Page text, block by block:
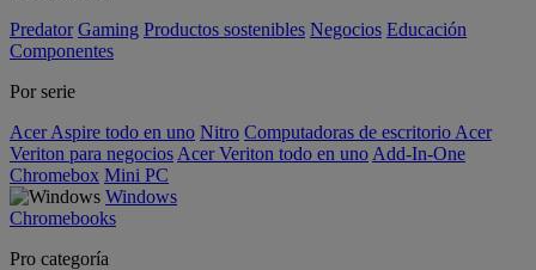
Predator Gaming Productos sostenibles Negocios Educación
Componentes
Por serie
Acer Aspire todo en uno Nitro Computadoras de escritorio Acer
Veriton para negocios Acer Veriton todo en uno Add-In-One
Chromebox Mini PC
Windows
Chromebooks
Pro categoría